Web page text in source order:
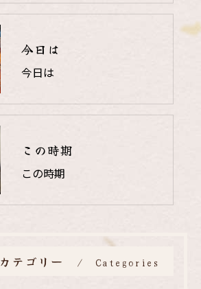
今日は
今日は
この時期
この時期
カテゴリー Categories